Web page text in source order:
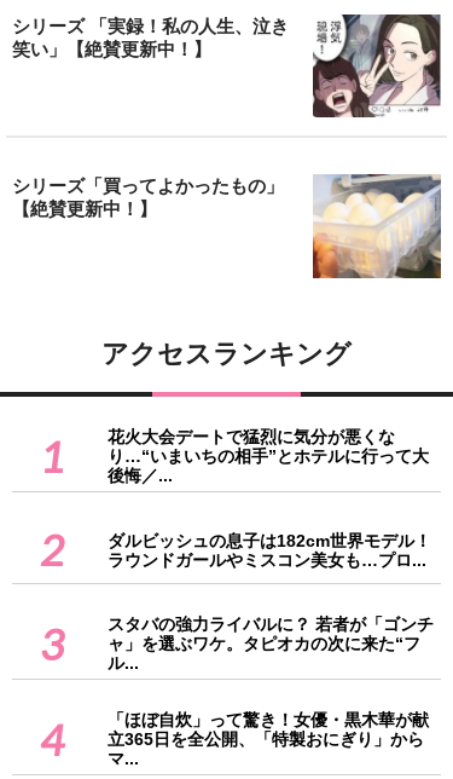
シリーズ 「実録！私の人生、泣き
笑い」【絶賛更新中！】
シリーズ「買ってよかったもの」
【絶賛更新中！】
アクセスランキング
1
花火大会デートで猛烈に気分が悪くな
り…“いまいちの相手”とホテルに行って大
後悔／...
2
ダルビッシュの息子は182cm世界モデル！
ラウンドガールやミスコン美女も…プロ...
3
スタバの強力ライバルに？ 若者が「ゴンチ
ャ」を選ぶワケ。タピオカの次に来た“フ
ル...
4
「ほぼ自炊」って驚き！女優・黒木華が献
立365日を全公開、「特製おにぎり」から
マ...